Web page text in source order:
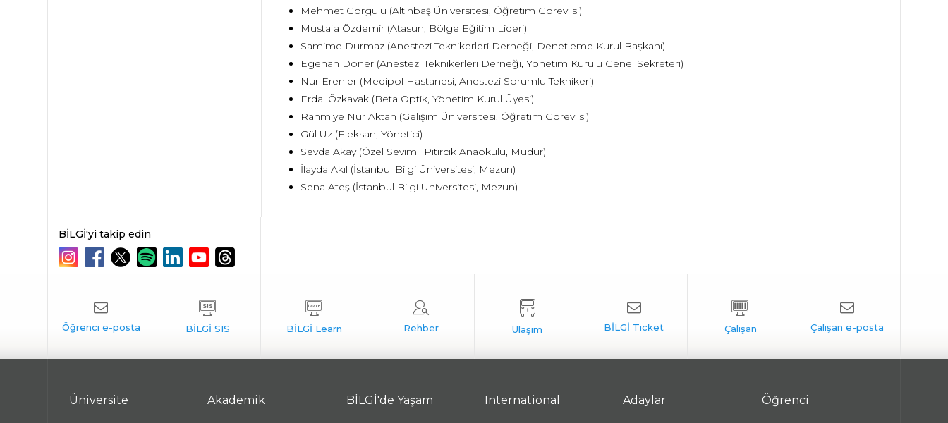
Mehmet Görgülü (Altınbaş Üniversitesi, Öğretim Görevlisi)
Mustafa Özdemir (Atasun, Bölge Eğitim Lideri)
Samime Durmaz (Anestezi Teknikerleri Derneği, Denetleme Kurul Başkanı)
Egehan Döner (Anestezi Teknikerleri Derneği, Yönetim Kurulu Genel Sekreteri)
Nur Erenler (Medipol Hastanesi, Anestezi Sorumlu Teknikeri)
Erdal Özkavak (Beta Optik, Yönetim Kurul Üyesi)
Rahmiye Nur Aktan (Gelişim Üniversitesi, Öğretim Görevlisi)
Gül Uz (Eleksan, Yönetici)
Sevda Akay (Özel Sevimli Pıtırcık Anaokulu, Müdür)
İlayda Akıl (İstanbul Bilgi Üniversitesi, Mezun)
Sena Ateş (İstanbul Bilgi Üniversitesi, Mezun)
BİLGİ'yi takip edin
Üniversite Akademik BİLGİ'de Yaşam International Adaylar Öğrenci